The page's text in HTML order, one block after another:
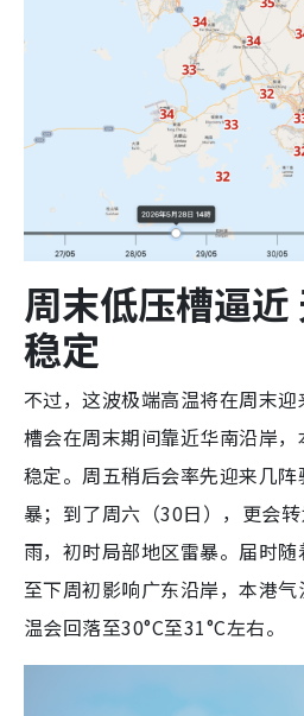
周末低压槽逼近
稳定
不过，这波极端高温将在周末
槽会在周末期间靠近华南沿岸
稳定。周五稍后会率先迎来几
暴；到了周六（30日），更会
雨，初时局部地区雷暴。届时
至下周初影响广东沿岸，本港
温会回落至30°C至31°C左右。